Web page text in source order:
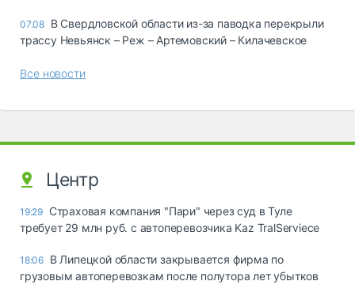
07.08 В Свердловской области из-за паводка перекрыли
трассу Невьянск – Реж – Артемовский – Килачевское
Все новости
Центр
19:29 Страховая компания "Пари" через суд в Туле
требует 29 млн руб. с автоперевозчика Kaz TralServiece
18:06 В Липецкой области закрывается фирма по
грузовым автоперевозкам после полутора лет убытков